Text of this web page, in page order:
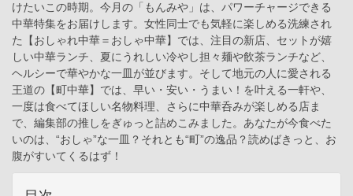
けたいこの時期。今月の「もんみや」は、パワーチャージできる
中華特集をお届けします。女性同士でも気軽に楽しめる洗練され
た【おしゃれ中華＝おしゃ中華】では、注目の新店、セットが嬉
しい中華ランチ、夏にうれしい冷やし担々麺や飲茶ランチなど、
ヘルシーで華やかな一皿が並びます。そして地元の人に愛される
王道の【町中華】では、早い・安い・うまい！を叶える一軒や、
一度は食べてほしい名物料理、さらに中華呑みが楽しめる店ま
で、編集部の推しをぎゅっと詰めこみました。あなたが今食べた
いのは、“おしゃ”な一皿？それとも“町”の逸品？読めばきっと、お
腹がすいてくるはず！